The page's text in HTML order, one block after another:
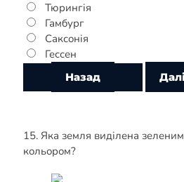
Тюрингія
Гамбург
Саксонія
Гессен
15. Яка земля виділена зеленим
кольором?